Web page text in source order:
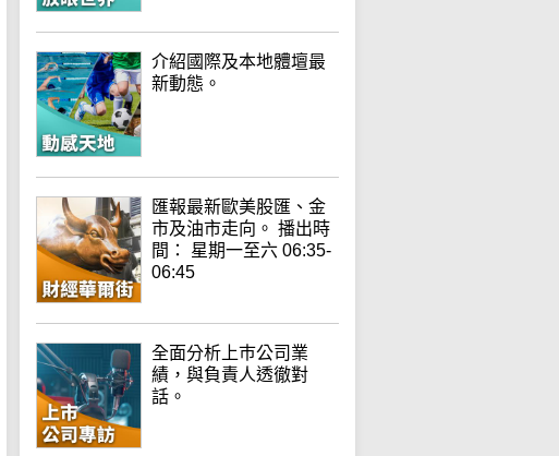
介紹國際及本地體壇最
新動態。
匯報最新歐美股匯、金
市及油市走向。 播出時
間： 星期一至六 06:35-
06:45
全面分析上巿公司業
績，與負責人透徹對
話。